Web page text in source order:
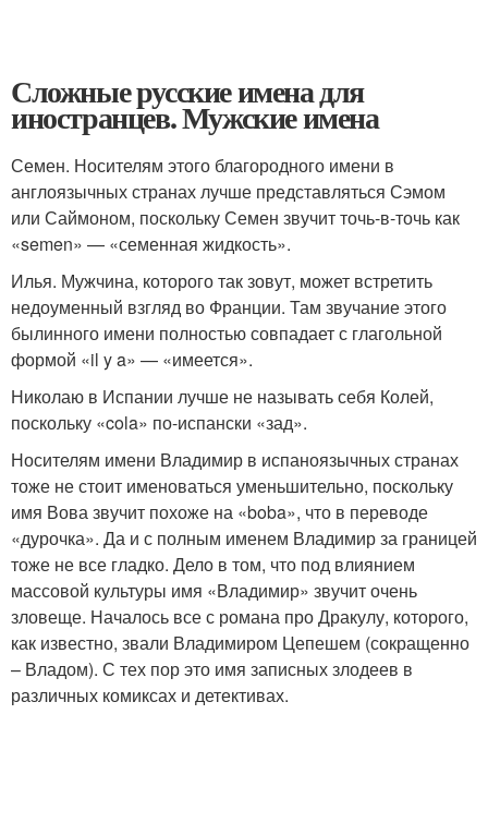
Сложные русские имена для
иностранцев. Мужские имена
Семен. Носителям этого благородного имени в
англоязычных странах лучше представляться Сэмом
или Саймоном, поскольку Семен звучит точь-в-точь как
«semen» — «семенная жидкость».
Илья. Мужчина, которого так зовут, может встретить
недоуменный взгляд во Франции. Там звучание этого
былинного имени полностью совпадает с глагольной
формой «il y a» — «имеется».
Николаю в Испании лучше не называть себя Колей,
поскольку «cola» по-испански «зад».
Носителям имени Владимир в испаноязычных странах
тоже не стоит именоваться уменьшительно, поскольку
имя Вова звучит похоже на «boba», что в переводе
«дурочка». Да и с полным именем Владимир за границей
тоже не все гладко. Дело в том, что под влиянием
массовой культуры имя «Владимир» звучит очень
зловеще. Началось все с романа про Дракулу, которого,
как известно, звали Владимиром Цепешем (сокращенно
– Владом). С тех пор это имя записных злодеев в
различных комиксах и детективах.